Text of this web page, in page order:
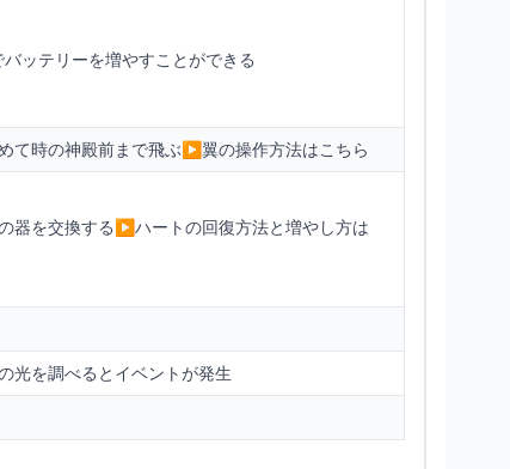
ッテリーを増やすことができる
て時の神殿前まで飛ぶ▶︎翼の操作方法はこちら
器を交換する▶︎ハートの回復方法と増やし方は
光を調べるとイベントが発生